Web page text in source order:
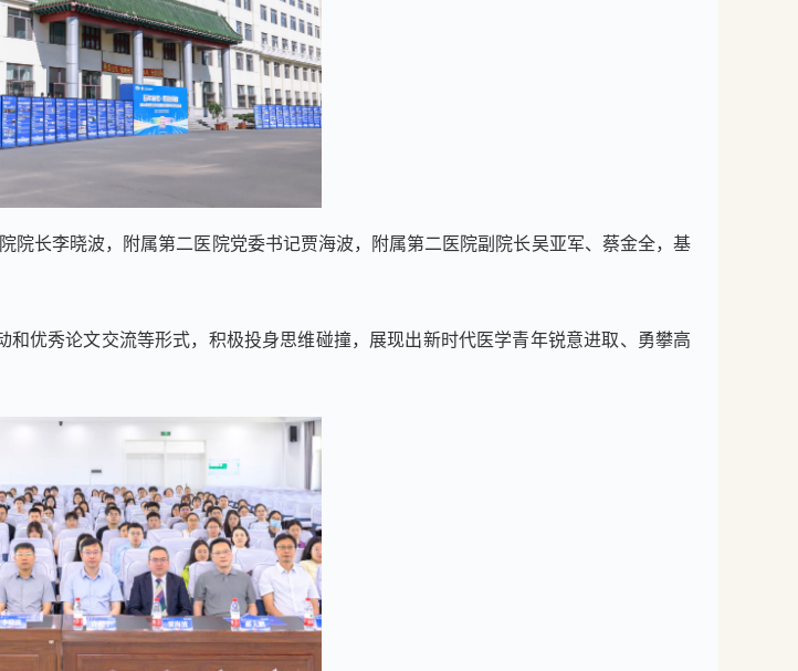
长李晓波，附属第二医院党委书记贾海波，附属第二医院副院长吴亚军、蔡金全，基
和优秀论文交流等形式，积极投身思维碰撞，展现出新时代医学青年锐意进取、勇攀高